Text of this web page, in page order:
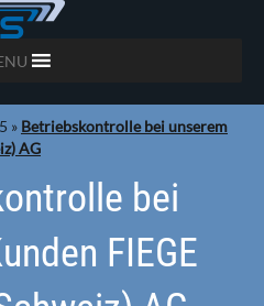
» Betriebskontrolle bei unserem
AG
bei
FIEGE